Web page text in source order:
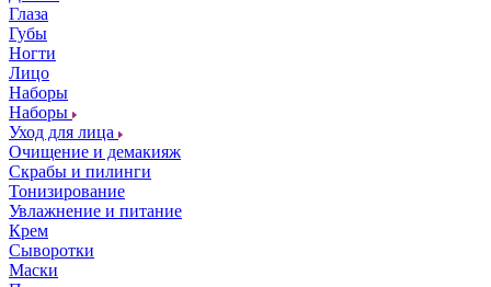
Глаза
Губы
Ногти
Лицо
Наборы
Наборы
Уход для лица
Очищение и демакияж
Скрабы и пилинги
Тонизирование
Увлажнение и питание
Крем
Сыворотки
Маски